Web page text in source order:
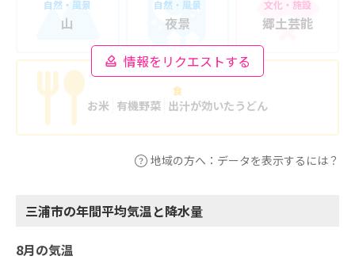
情報をリクエストする
自然・風景
山
自然・風景
夜景
文化・施設
郷土芸能
食
お米 有機野菜 出汁が効いたうどん
地域の方へ：データを表示するには？
三浦市の年間平均気温と降水量
8月の気温